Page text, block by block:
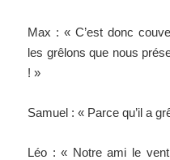
Max : « C’est donc
les grêlons que nous
! »
Samuel : « Parce qu’il a
Léo : « Notre ami le